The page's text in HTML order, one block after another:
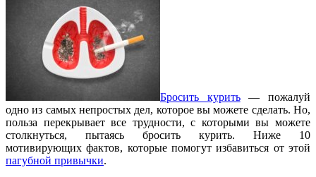
Бросить курить— пожалуй
одно из самых непростых дел, которое вы можете сделать. Но,
польза перекрывает все трудности, с которыми вы можете
столкнуться, пытаясь бросить курить. Ниже 10
мотивирующих фактов, которые помогут избавиться от этой
пагубной привычки.